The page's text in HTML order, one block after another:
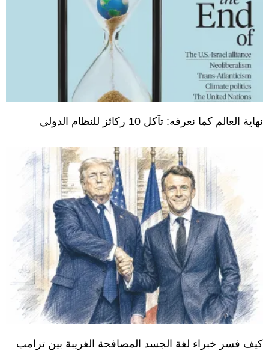
نهاية العالم كما نعرفه: تآكل 10 ركائز للنظام الدولي
كيف فسر خبراء لغة الجسد المصافحة الغريبة بين ترامب